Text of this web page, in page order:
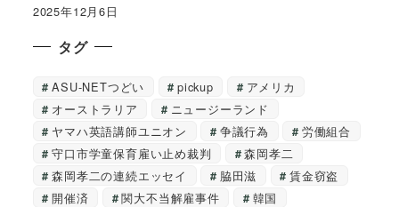
2025年12月6日
タグ
ASU-NETつどい pickup
アメリカ
オーストラリア
ニュージーランド
ヤマハ英語講師ユニオン
争議行為
労働組合
守口市学童保育雇い止め裁判
森岡孝二
森岡孝二の連続エッセイ
脇田滋
賃金窃盗
開催済
関大不当解雇事件 韓国